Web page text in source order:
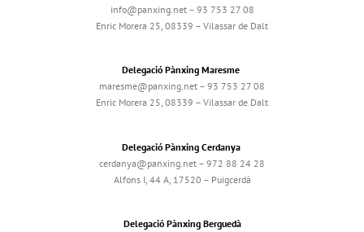
info@panxing.net – 93 753 27 08
Enric Morera 25, 08339 – Vilassar de Dalt
Delegació Pànxing Maresme
maresme@panxing.net – 93 753 27 08
Enric Morera 25, 08339 – Vilassar de Dalt
Delegació Pànxing Cerdanya
cerdanya@panxing.net – 972 88 24 28
Alfons I, 44 A, 17520 – Puigcerdà
Delegació Pànxing Berguedà